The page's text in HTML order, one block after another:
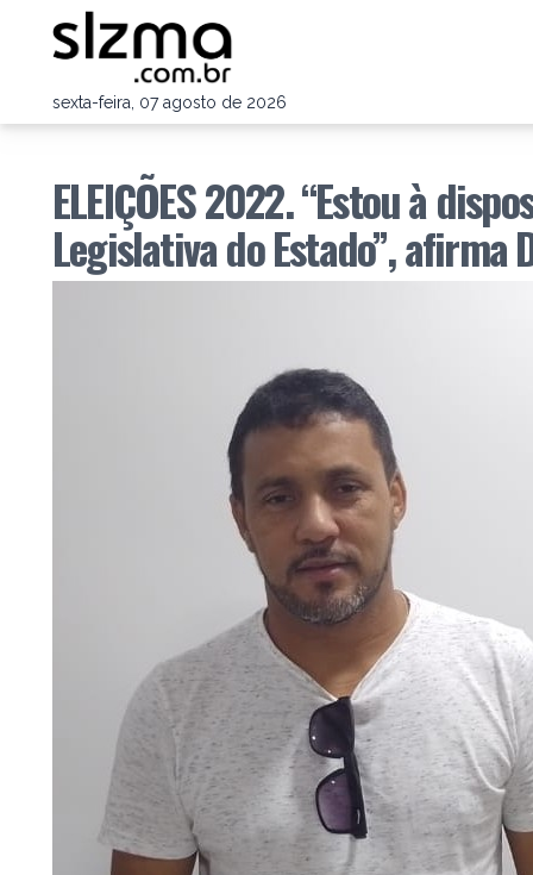
sexta-feira, 07 agosto de 2026
ELEIÇÕES 2022. “Estou à
Legislativa do Estado”, afirma